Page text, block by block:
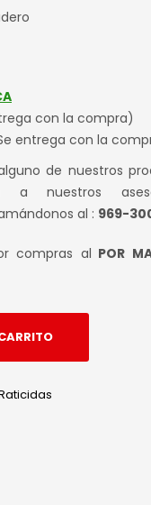
con la compra)
(Se entrega con la
de nuestros
a nuestros
al : 969-
compras al POR